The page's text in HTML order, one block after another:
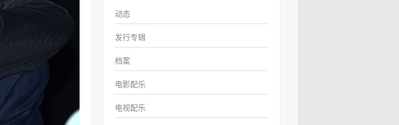
动态
发行专辑
档案
电影配乐
电视配乐